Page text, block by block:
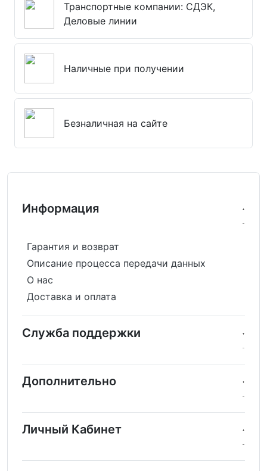
Транспортные компании: СДЭК,
Деловые линии
Наличные при получении
Безналичная на сайте
Информация
Гарантия и возврат
Описание процесса передачи данных
О нас
Доставка и оплата
Служба поддержки
Дополнительно
Личный Кабинет